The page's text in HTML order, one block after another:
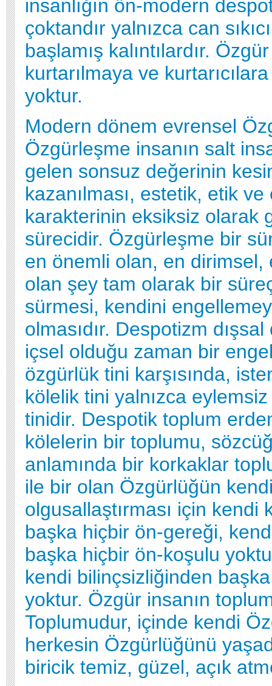
insanlığın ön-modern
çoktandır yalnızca can
başlamış kalıntılardır.
kurtarılmaya ve
yoktur.
Modern dönem evrensel
Özgürleşme insanın salt
gelen sonsuz değerinin
kazanılması, estetik, etik
karakterinin eksiksiz olarak
sürecidir. Özgürleşme bir
en önemli olan, en dirimsel,
olan şey tam olarak bir
sürmesi, kendini
olmasıdır. Despotizm
içsel olduğu zaman bir
özgürlük tini karşısında,
kölelik tini yalnızca
tinidir. Despotik toplum
kölelerin bir toplumu,
anlamında bir korkaklar
ile bir olan Özgürlüğün
olgusallaştırması için kendi
başka hiçbir ön-gereği,
başka hiçbir ön-koşulu
kendi bilinçsizliğinden
yoktur. Özgür insanın
Toplumudur, içinde kendi
herkesin Özgürlüğünü
biricik temiz, güzel, açık